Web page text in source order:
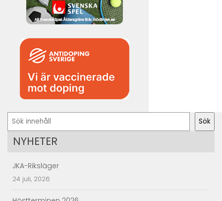
Sök Sök
NYHETER
JKA-Riksläger
24 juli, 2026